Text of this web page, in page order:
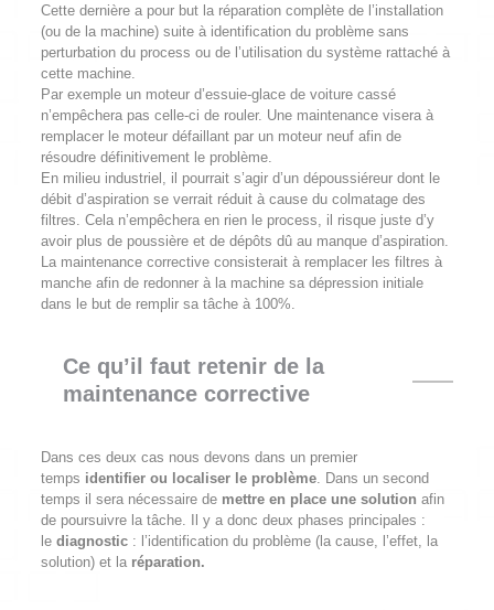
Cette dernière a pour but la réparation complète de l’installation
(ou de la machine) suite à identification du problème sans
perturbation du process ou de l’utilisation du système rattaché à
cette machine.
Par exemple un moteur d’essuie-glace de voiture cassé
n’empêchera pas celle-ci de rouler. Une maintenance visera à
remplacer le moteur défaillant par un moteur neuf afin de
résoudre définitivement le problème.
En milieu industriel, il pourrait s’agir d’un dépoussiéreur dont le
débit d’aspiration se verrait réduit à cause du colmatage des
filtres. Cela n’empêchera en rien le process, il risque juste d’y
avoir plus de poussière et de dépôts dû au manque d’aspiration.
La maintenance corrective consisterait à remplacer les filtres à
manche afin de redonner à la machine sa dépression initiale
dans le but de remplir sa tâche à 100%.
Ce qu’il faut retenir de la
maintenance corrective
Dans ces deux cas nous devons dans un premier
temps identifier ou localiser le problème. Dans un second
temps il sera nécessaire de mettre en place une solution afin
de poursuivre la tâche. Il y a donc deux phases principales :
le diagnostic: l’identification du problème (la cause, l’effet, la
solution) et la réparation.